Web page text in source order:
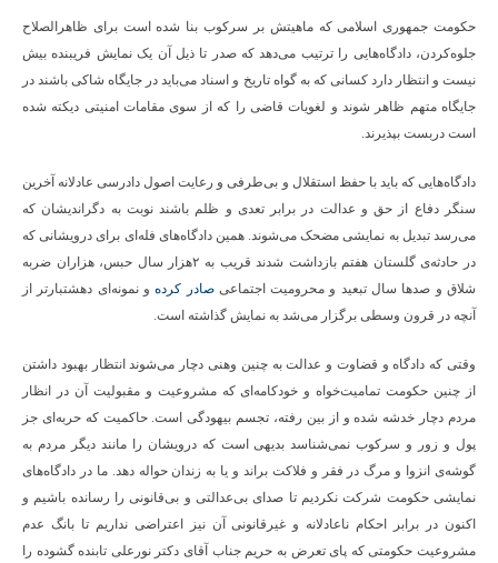
حکومت جمهوری اسلامی که ماهیتش بر سرکوب بنا شده است برای ظاهرالصلاح
جلوه‌کردن، دادگاه‌هایی را ترتیب می‌دهد که صدر تا ذیل آن یک نمایش فریبنده بیش
نیست و انتظار دارد کسانی که به گواه تاریخ و اسناد می‌باید در جایگاه شاکی باشند در
جایگاه متهم ظاهر شوند و لغویات قاضی را که از سوی مقامات امنیتی دیکته شده
است دربست بپذیرند.
دادگاه‌هایی که باید با حفظ استقلال و بی‌طرفی و رعایت اصول دادرسی عادلانه آخرین
سنگر دفاع از حق و عدالت در برابر تعدی و ظلم باشند نوبت به دگراندیشان که
می‌رسد تبدیل به نمایشی مضحک می‌شوند. همین دادگاه‌های فله‌ای برای درویشانی که
در حادثه‌ی گلستان هفتم بازداشت شدند قریب به ۲هزار سال حبس، ‌هزاران ضربه
شلاق و صدها سال تبعید و محرومیت اجتماعی صادر کردهو نمونه‌ای دهشتبارتر از
آنچه در قرون وسطی برگزار می‌شد به نمایش گذاشته است.
وقتی که دادگاه و قضاوت و عدالت به چنین وهنی دچار می‌شوند انتظار بهبود داشتن
از چنین حکومت تمامیت‌خواه و خودکامه‌ای که مشروعیت و مقبولیت آن در انظار
مردم دچار خدشه شده و از بین رفته، تجسم بیهودگی است. حاکمیت که حربه‌ای جز
پول و زور و سرکوب نمی‌شناسد بدیهی است که درویشان را مانند دیگر مردم به
گوشه‌ی انزوا و مرگ در فقر و فلاکت براند و یا به زندان حواله دهد. ما در دادگاه‌های
نمایشی حکومت شرکت نکردیم تا صدای بی‌عدالتی و بی‌قانونی را رسانده باشیم و
اکنون در برابر احکام ناعادلانه و غیرقانونی آن نیز اعتراضی نداریم تا بانگ عدم
مشروعیت حکومتی که پای تعرض به حریم جناب آقای دکتر نورعلی تابنده گشوده را